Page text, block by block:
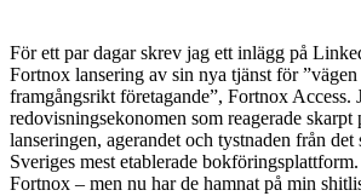
För ett par dagar skrev jag ett inlägg på
Fortnox lansering av sin nya tjänst för
framgångsrikt företagande”, Fortnox Access.
redovisningsekonomen som reagerade skarpt
lanseringen, agerandet och tystnaden från
Sveriges mest etablerade
Fortnox – men nu har de hamnat på min